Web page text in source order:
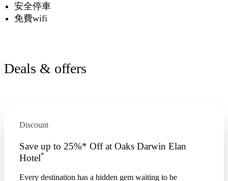
安全停車
免費wifi
Deals & offers
Discount
Save up to 25%* Off at Oaks Darwin Elan
Hotel*
Every destination has a hidden gem waiting to be